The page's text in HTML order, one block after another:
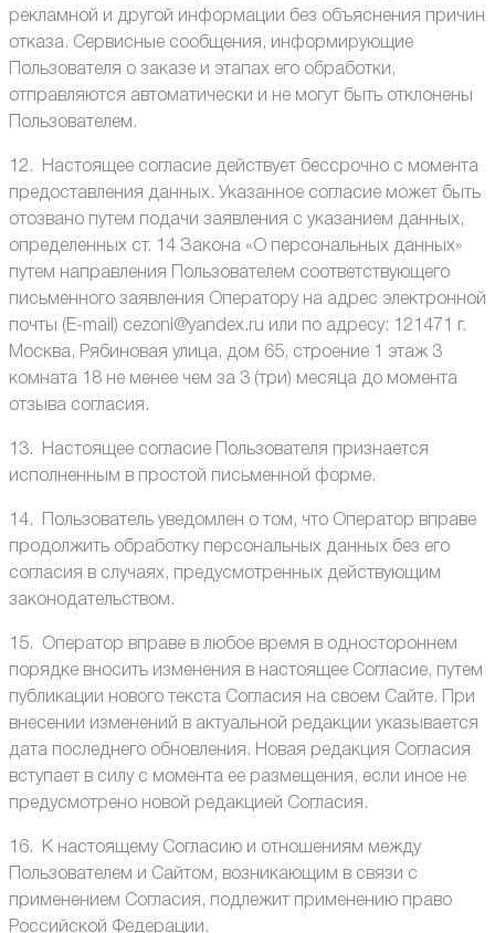
рекламной и другой информации без объяснения причин
отказа. Сервисные сообщения, информирующие
Пользователя о заказе и этапах его обработки,
отправляются автоматически и не могут быть отклонены
Пользователем.
12. Настоящее согласие действует бессрочно с момента
предоставления данных. Указанное согласие может быть
отозвано путем подачи заявления с указанием данных,
определенных ст. 14 Закона «О персональных данных»
путем направления Пользователем соответствующего
письменного заявления Оператору на адрес электронной
почты (E-mail) cezoni@yandex.ru или по адресу: 121471 г.
Москва, Рябиновая улица, дом 65, строение 1 этаж 3
комната 18 не менее чем за 3 (три) месяца до момента
отзыва согласия.
13. Настоящее согласие Пользователя признается
исполненным в простой письменной форме.
14. Пользователь уведомлен о том, что Оператор вправе
продолжить обработку персональных данных без его
согласия в случаях, предусмотренных действующим
законодательством.
15. Оператор вправе в любое время в одностороннем
порядке вносить изменения в настоящее Согласие, путем
публикации нового текста Согласия на своем Сайте. При
внесении изменений в актуальной редакции указывается
дата последнего обновления. Новая редакция Согласия
вступает в силу с момента ее размещения, если иное не
предусмотрено новой редакцией Согласия.
16. К настоящему Согласию и отношениям между
Пользователем и Сайтом, возникающим в связи с
применением Согласия, подлежит применению право
Российской Федерации.